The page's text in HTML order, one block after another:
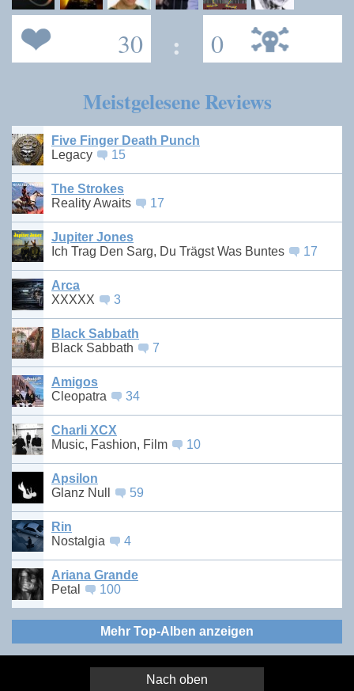
30 : 0
Meistgelesene Reviews
Five Finger Death Punch
Legacy
15
The Strokes
Reality Awaits
17
Jupiter Jones
Ich Trag Den Sarg, Du Trägst Was Buntes
17
Arca
XXXXX
3
Black Sabbath
Black Sabbath
7
Amigos
Cleopatra
34
Charli XCX
Music, Fashion, Film
10
Apsilon
Glanz Null
59
Rin
Nostalgia
4
Ariana Grande
Petal
100
Mehr Top-Alben anzeigen
Nach oben